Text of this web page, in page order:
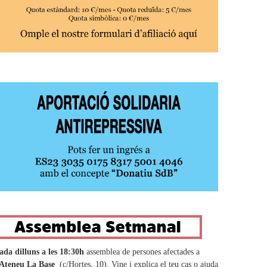
dilluns a les 18:30h assemblea de persones afectades a
La Base (c/Hortes, 10). Vine i explica el teu cas o ajuda